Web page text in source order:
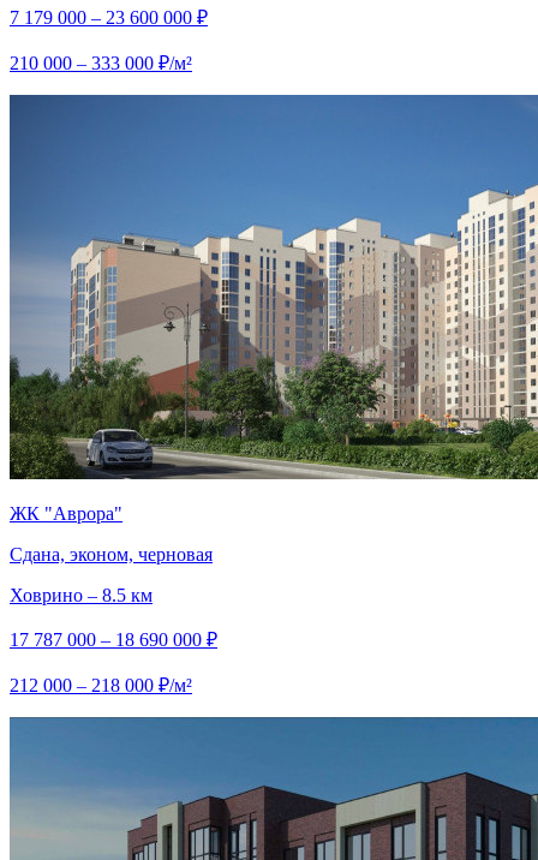
7 179 000 – 23 600 000 ₽
210 000 – 333 000 ₽/м²
ЖК "Аврора"
Сдана, эконом, черновая
Ховрино – 8.5 км
17 787 000 – 18 690 000 ₽
212 000 – 218 000 ₽/м²